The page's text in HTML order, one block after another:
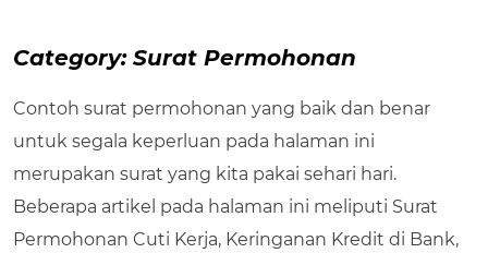
Category: Surat Permohonan
Contoh surat permohonan yang baik dan benar
untuk segala keperluan pada halaman ini
merupakan surat yang kita pakai sehari hari.
Beberapa artikel pada halaman ini meliputi Surat
Permohonan Cuti Kerja, Keringanan Kredit di Bank,